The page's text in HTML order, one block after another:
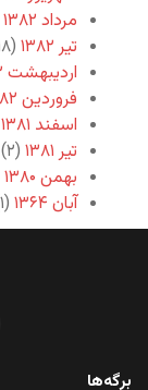
مرداد ۱۳۸۲
تیر ۱۳۸۲
(۹۸)
اردیبهشت ۱۳۸۲
فروردین ۱۳۸۲
اسفند ۱۳۸۱
تیر ۱۳۸۱
(۲)
بهمن ۱۳۸۰
آبان ۱۳۶۴
(۱)
برگه‌ها